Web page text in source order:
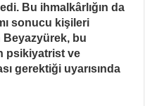
Bu ihmalkârlığın da
sonucu kişileri
bu
psikiyatrist ve
gerektiği uyarısında